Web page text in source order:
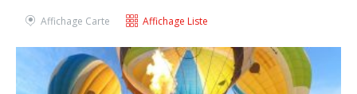
Affichage Carte Affichage Liste